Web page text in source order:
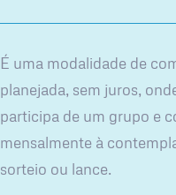
É uma modalidade de
planejada, sem juros,
participa de um grupo e
mensalmente à
sorteio ou lance.